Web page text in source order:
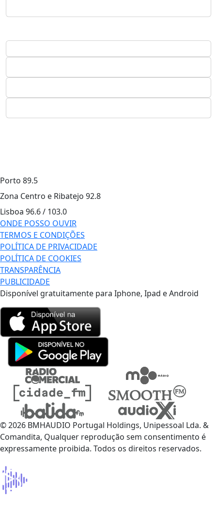
Porto 89.5
Zona Centro e Ribatejo 92.8
Lisboa 96.6 / 103.0
ONDE POSSO OUVIR
TERMOS E CONDIÇÕES
POLÍTICA DE PRIVACIDADE
POLÍTICA DE COOKIES
TRANSPARÊNCIA
PUBLICIDADE
Disponível gratuitamente para Iphone, Ipad e Android
© 2026 BMHAUDIO Portugal Holdings, Unipessoal Lda. &
Comandita, Qualquer reprodução sem consentimento é
expressamente proibida. Todos os direitos reservados.